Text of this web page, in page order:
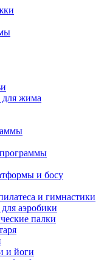
жима
и босу
и гимнастики
аэробики
палки
и йоги